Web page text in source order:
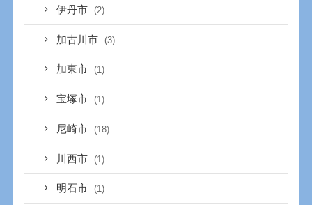
伊丹市 (2)
加古川市 (3)
加東市 (1)
宝塚市 (1)
尼崎市 (18)
川西市 (1)
明石市 (1)